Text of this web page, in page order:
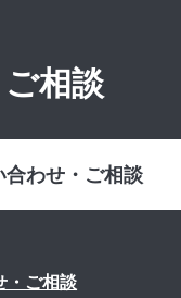
相談
わせ・ご相談
・ご相談